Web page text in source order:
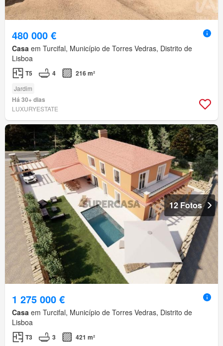
480 000 €
Casa em Turcifal, Município de Torres Vedras, Distrito de
Lisboa
T5 4 216 m²
Jardim
Há 30+ dias
LUXURYESTATE
12 Fotos
1 275 000 €
Casa em Turcifal, Município de Torres Vedras, Distrito de
Lisboa
T3 3 421 m²